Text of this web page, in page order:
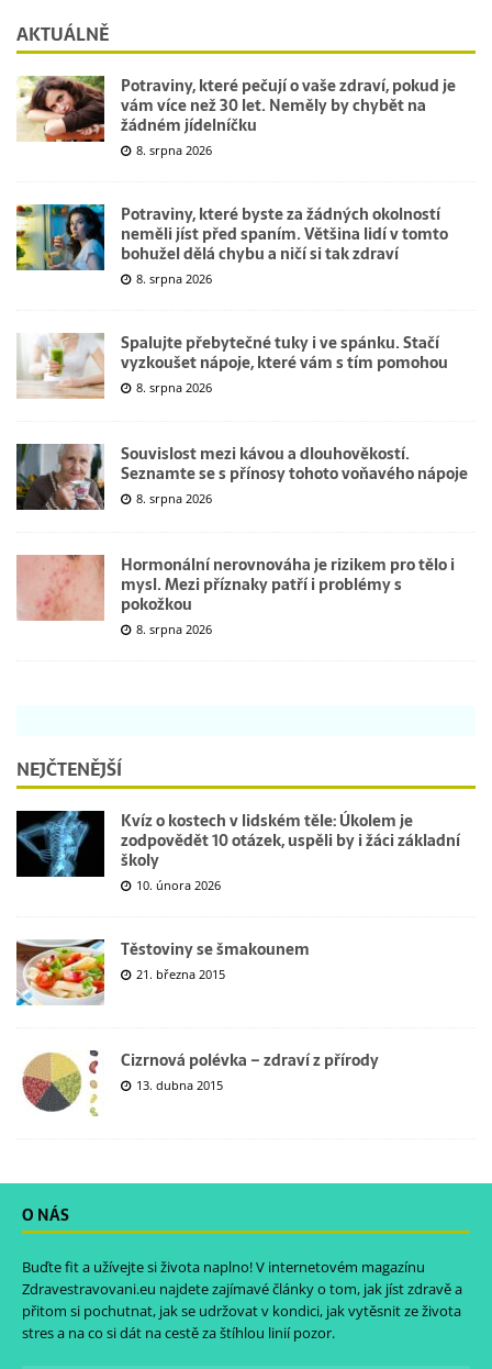
AKTUÁLNĚ
Potraviny, které pečují o vaše zdraví, pokud je
vám více než 30 let. Neměly by chybět na
žádném jídelníčku
8. srpna 2026
Potraviny, které byste za žádných okolností
neměli jíst před spaním. Většina lidí v tomto
bohužel dělá chybu a ničí si tak zdraví
8. srpna 2026
Spalujte přebytečné tuky i ve spánku. Stačí
vyzkoušet nápoje, které vám s tím pomohou
8. srpna 2026
Souvislost mezi kávou a dlouhověkostí.
Seznamte se s přínosy tohoto voňavého nápoje
8. srpna 2026
Hormonální nerovnováha je rizikem pro tělo i
mysl. Mezi příznaky patří i problémy s
pokožkou
8. srpna 2026
NEJČTENĚJŠÍ
Kvíz o kostech v lidském těle: Úkolem je
zodpovědět 10 otázek, uspěli by i žáci základní
školy
10. února 2026
Těstoviny se šmakounem
21. března 2015
Cizrnová polévka – zdraví z přírody
13. dubna 2015
O NÁS
Buďte fit a užívejte si života naplno! V internetovém magazínu
Zdravestravovani.eu najdete zajímavé články o tom, jak jíst zdravě a
přitom si pochutnat, jak se udržovat v kondici, jak vytěsnit ze života
stres a na co si dát na cestě za štíhlou linií pozor.